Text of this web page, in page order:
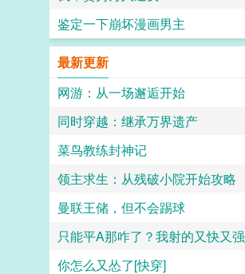
鉴定一下崩坏漫画男主
最新更新
网游：从一场邂逅开始
同时穿越：继承万界遗产
菜鸟教练封神记
领主求生：从残破小院开始攻略
曼联王储，但不会踢球
只能平A那咋了？我射的又快又强
你怎么又怂了[快穿]